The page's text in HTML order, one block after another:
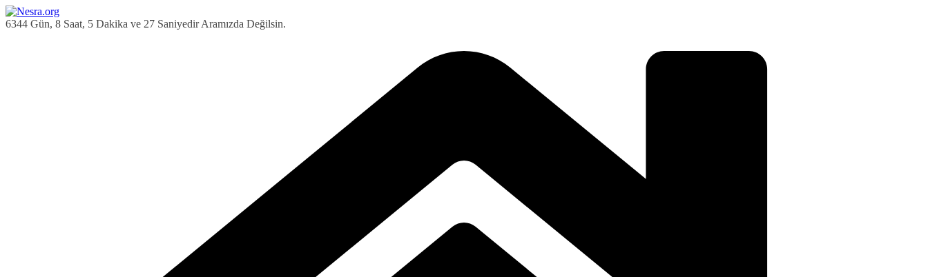
Skip
to
6344 Gün, 8 Saat, 5 Dakika ve 27 Saniyedir Aramızda Değilsin.